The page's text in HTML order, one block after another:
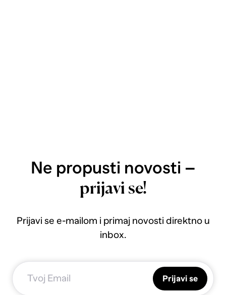
Ne propusti novosti –
prijavi se!
Prijavi se e-mailom i primaj novosti direktno u
inbox.
Prijavi se